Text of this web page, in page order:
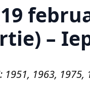
–
1963, 1975,